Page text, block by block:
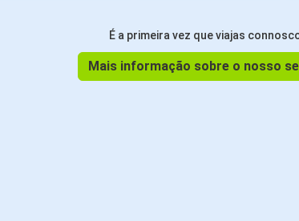
É a primeira vez que viajas
Mais informação sobre o nosso